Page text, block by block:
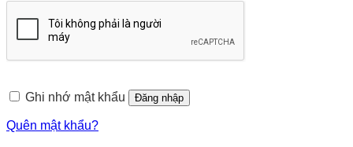
Ghi nhớ mật khẩu Đăng nhập
Quên mật khẩu?